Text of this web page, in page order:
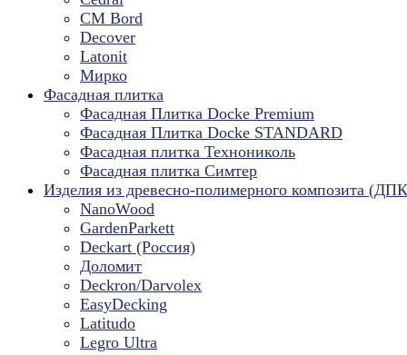
CM Bord
Decover
Latonit
Мирко
Фасадная плитка
Фасадная Плитка Docke Premium
Фасадная Плитка Docke STANDARD
Фасадная плитка Технониколь
Фасадная плитка Симтер
Изделия из древесно-полимерного композита
NanoWood
GardenParkett
Deckart (Россия)
Доломит
Deckron/Darvolex
EasyDecking
Latitudo
Legro Ultra